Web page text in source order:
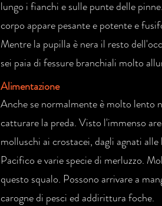
lungo i fianchi e sulle punte delle
corpo appare pesante e potente e
Mentre la pupilla è nera il resto
sei paia di fessure branchiali molto
Alimentazione
Anche se normalmente è molto lento
catturare la preda. Visto l'immenso
molluschi ai crostacei, dagli agnati
Pacifico e varie specie di merluzzo.
questo squalo. Possono arrivare a
carogne di pesci ed addirittura foche.